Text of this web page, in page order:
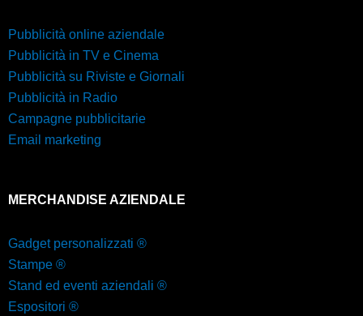
Pubblicità online aziendale
Pubblicità in TV e Cinema
Pubblicità su Riviste e Giornali
Pubblicità in Radio
Campagne pubblicitarie
Email marketing
MERCHANDISE AZIENDALE
Gadget personalizzati ®
Stampe ®
Stand ed eventi aziendali ®
Espositori ®